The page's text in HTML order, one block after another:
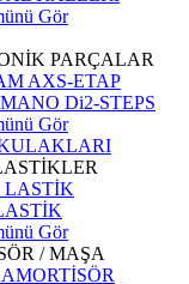
Gör
PARÇALAR
AXS-ETAP
Di2-STEPS
Gör
LASTİK
Gör
/ MAŞA